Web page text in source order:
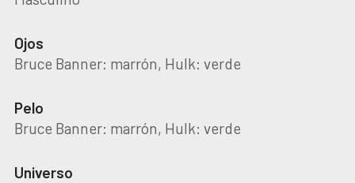
Ojos
Bruce Banner: marrón, Hulk: verde
Pelo
Bruce Banner: marrón, Hulk: verde
Universo